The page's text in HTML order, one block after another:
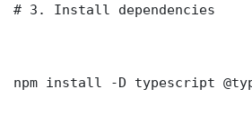
# 3. Install dependencies
npm install -D typescript